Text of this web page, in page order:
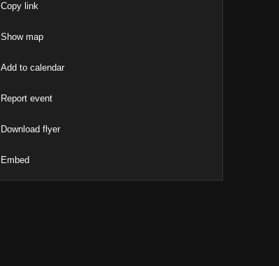
Copy link
Show map
Add to calendar
Report event
Download flyer
Embed